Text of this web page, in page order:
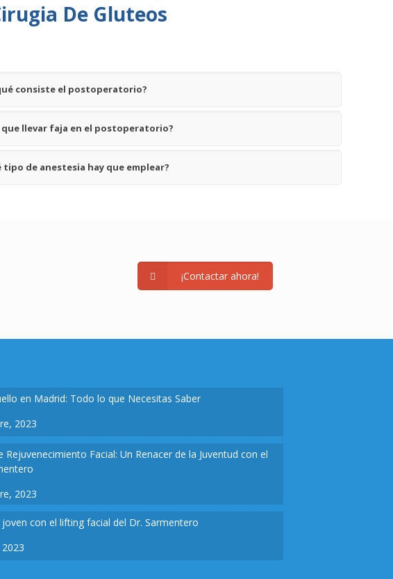
De Gluteos
consiste el postoperatorio?
que llevar faja en el postoperatorio?
tipo de anestesia hay que emplear?
¡Contactar ahora!
en Madrid: Todo lo que Necesitas Saber
2023
Rejuvenecimiento Facial: Un Renacer de la Juventud con el
2023
joven con el lifting facial del Dr. Sarmentero